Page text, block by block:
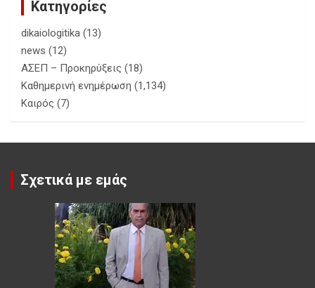
Κατηγορίες
dikaiologitika (13)
news (12)
ΑΣΕΠ – Προκηρύξεις (18)
Καθημερινή ενημέρωση (1,134)
Καιρός (7)
Σχετικά με εμάς